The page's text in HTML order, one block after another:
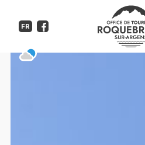
FR
Villa Beau Séjour